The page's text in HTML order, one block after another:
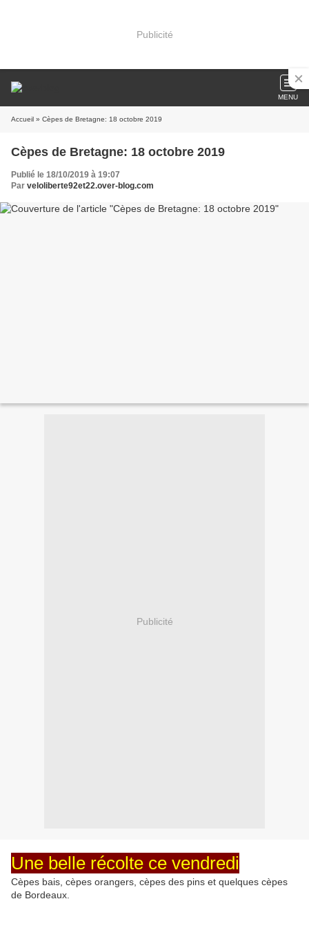
Publicité
MENU
Accueil » Cèpes de Bretagne: 18 octobre 2019
Cèpes de Bretagne: 18 octobre 2019
Publié le 18/10/2019 à 19:07
Par veloliberte92et22.over-blog.com
Publicité
Une belle récolte ce vendredi
Cèpes bais, cèpes orangers, cèpes des pins et quelques cèpes
de Bordeaux.